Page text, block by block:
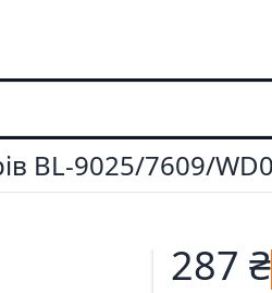
BL-9025/7609/
287 ₴